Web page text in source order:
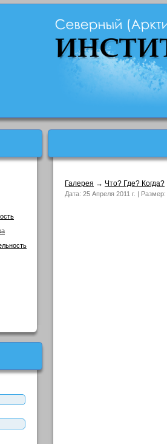
Галерея → Что? Где? Когда?
Дата: 25 Апреля 2011 г. | Размер: